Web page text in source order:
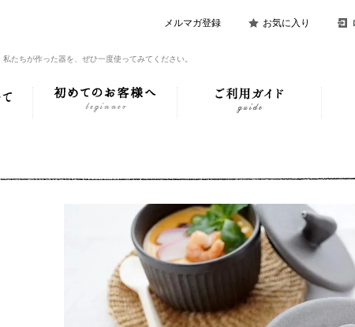
メルマガ登録 お気に入り
たちが作った器を、ぜひ一度使ってみてください。